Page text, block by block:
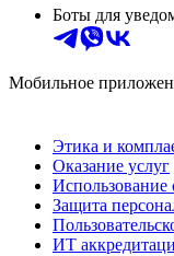
Боты для
Мобильное
Этика и
Оказание услуг
Использование
Защита
ИТ